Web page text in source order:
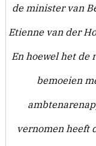
de minister van
Etienne van der
En hoewel het
bemoeien
vernomen heeft